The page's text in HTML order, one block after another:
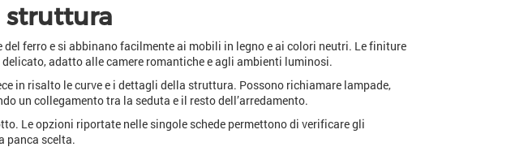
struttura
ferro e si abbinano facilmente ai mobili in legno e ai colori neutri. Le finiture
adatto alle camere romantiche e agli ambienti luminosi.
in risalto le curve e i dettagli della struttura. Possono richiamare lampade,
un collegamento tra la seduta e il resto dell’arredamento.
Le opzioni riportate nelle singole schede permettono di verificare gli
panca scelta.